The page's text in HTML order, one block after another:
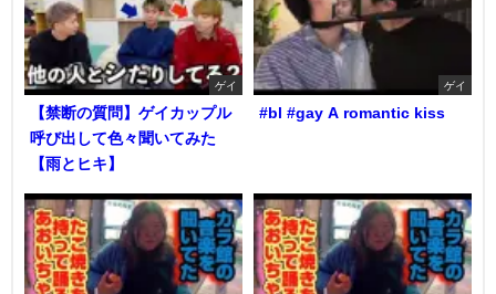
ゲイ
【禁断の質問】ゲイカップル
呼び出して色々聞いてみた
【雨とヒキ】
ゲイ
#bl #gay A romantic kiss